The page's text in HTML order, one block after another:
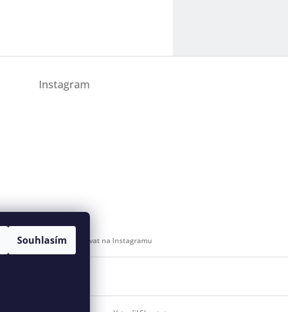
Souhlasím
Instagram
Sledovat na Instagramu